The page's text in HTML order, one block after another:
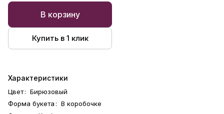
В корзину
Купить в 1 клик
Характеристики
Цвет: Бирюзовый
Форма букета: В коробочке